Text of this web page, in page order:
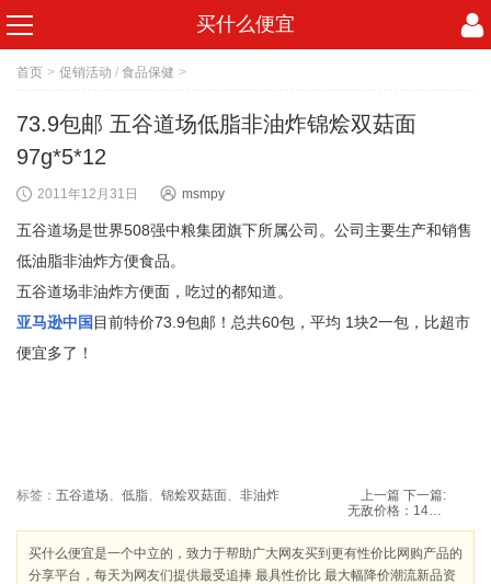
买什么便宜
首页 > 促销活动 / 食品保健 >
73.9包邮 五谷道场低脂非油炸锦烩双菇面
97g*5*12
2011年12月31日 msmpy
五谷道场是世界508强中粮集团旗下所属公司。公司主要生产和销售
低油脂非油炸方便食品。
五谷道场非油炸方便面，吃过的都知道。
亚马逊中国 目前特价73.9包邮！总共60包，平均 1块2一包，比超市
便宜多了！
标签： 五谷道场、 低脂、 锦烩双菇面、 非油炸 上一篇 下一篇:
无敌价格：146元包邮 大唐西域 欧尚中罐 新疆特级开心果 360g*3罐*3份
买什么便宜是一个中立的，致力于帮助广大网友买到更有性价比网购产品的
分享平台，每天为网友们提供最受追捧 最具性价比 最大幅降价潮流新品资